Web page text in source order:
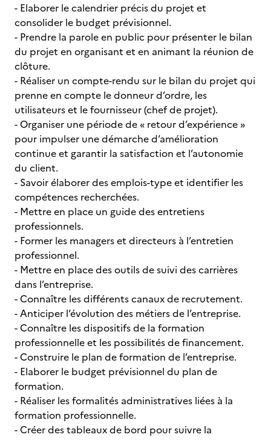
- Elaborer le calendrier précis du projet et
consolider le budget prévisionnel.
- Prendre la parole en public pour présenter le bilan
du projet en organisant et en animant la réunion de
clôture.
- Réaliser un compte-rendu sur le bilan du projet qui
prenne en compte le donneur d’ordre, les
utilisateurs et le fournisseur (chef de projet).
- Organiser une période de « retour d’expérience »
pour impulser une démarche d’amélioration
continue et garantir la satisfaction et l’autonomie
du client.
- Savoir élaborer des emplois-type et identifier les
compétences recherchées.
- Mettre en place un guide des entretiens
professionnels.
- Former les managers et directeurs à l’entretien
professionnel.
- Mettre en place des outils de suivi des carrières
dans l’entreprise.
- Connaître les différents canaux de recrutement.
- Anticiper l’évolution des métiers de l’entreprise.
- Connaître les dispositifs de la formation
professionnelle et les possibilités de financement.
- Construire le plan de formation de l’entreprise.
- Elaborer le budget prévisionnel du plan de
formation.
- Réaliser les formalités administratives liées à la
formation professionnelle.
- Créer des tableaux de bord pour suivre la